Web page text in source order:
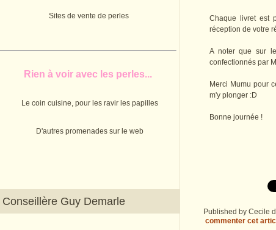
Sites de vente de perles
Rien à voir avec les perles...
Le coin cuisine, pour les ravir les papilles
D'autres promenades sur le web
Conseillère Guy Demarle
Chaque livret est
réception de votre
A noter que sur
confectionnés par
Merci Mumu pour
m'y plonger :D
Bonne journée !
Published by Cecile
commenter cet